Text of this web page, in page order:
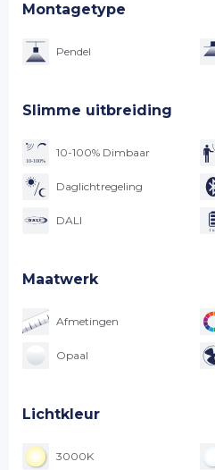
Montagetype
Pendel
Slimme uitbreiding
10-100% Dimbaar
Daglichtregeling
DALI
Maatwerk
Afmetingen
Opaal
Lichtkleur
3000K